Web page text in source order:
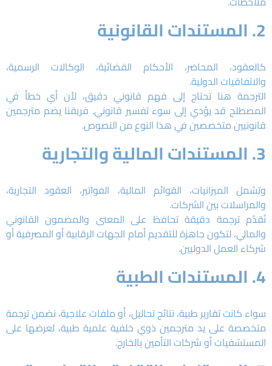
2. المستندات القانونية
كالعقود، المحاضر، الأحكام القضائية، الوكالات الرسمية،
والاتفاقيات الدولية.
الترجمة هنا تحتاج إلى فهم قانوني دقيق، لأن أي خطأ في
المصطلح قد يؤدي إلى سوء تفسير قانوني. فريقنا يضم مترجمين
قانونيين متخصصين في هذا النوع من النصوص.
3. المستندات المالية والتجارية
وتشمل الميزانيات، القوائم المالية، الفواتير، العقود التجارية،
والمراسلات بين الشركات.
نُقدّم ترجمة دقيقة تحافظ على المعنى والمضمون القانوني
والمالي، لتكون جاهزة للتقديم أمام الجهات الرقابية أو المصرفية أو
شركاء العمل الدوليين.
4. المستندات الطبية
سواء كانت تقارير طبية، نتائج تحاليل، أو ملفات علاجية، نضمن ترجمة
متخصصة على يد مترجمين ذوي خلفية علمية طبية، لعرضها على
المستشفيات أو شركات التأمين بالخارج.